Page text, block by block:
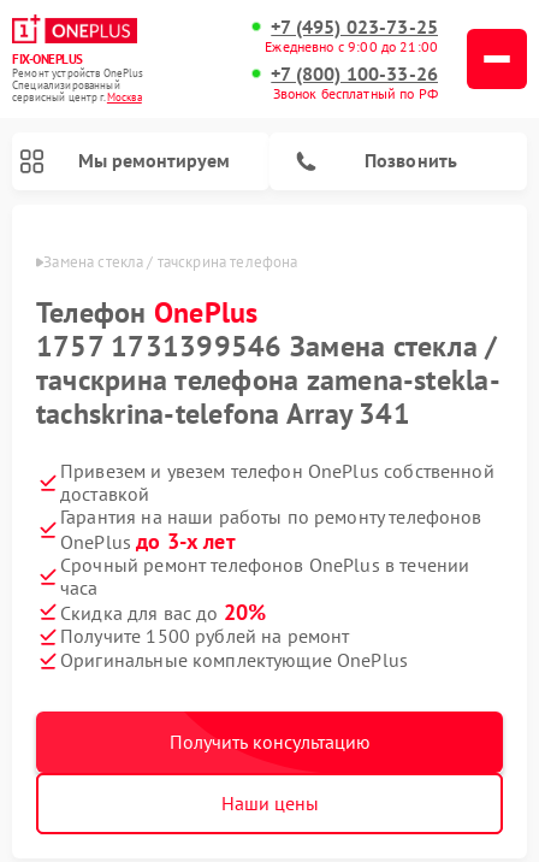
FIX-ONEPLUS
Ремонт устройств OnePlus
Специализированный
cервисный центр г.Москва
+7 (495) 023-73-25
Ежедневно с 9:00 до 21:00
+7 (800) 100-33-26
Звонок бесплатный по РФ
Мы ремонтируем Позвонить
Замена стекла / тачскрина телефона
Телефон OnePlus
1757 1731399546 Замена стекла /
тачскрина телефона zamena-stekla-
tachskrina-telefona Array 341
Привезем и увезем телефон OnePlus собственной
доставкой
Гарантия на наши работы по ремонту телефонов
OnePlusдо 3-х лет
Срочный ремонт телефонов OnePlus в течении
часа
Скидка для вас до 20%
Получите 1500 рублей на ремонт
Оригинальные комплектующие OnePlus
Получить консультацию
Наши цены